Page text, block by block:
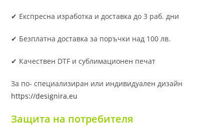
✔ Експресна изработка и доставка до 3 раб. дни
✔ Безплатна доставка за поръчки над 100 лв.
✔ Качествен DTF и сублимационен печат
За по- специализиран или индивидуален дизайн
https://designira.eu
Защита на потребителя